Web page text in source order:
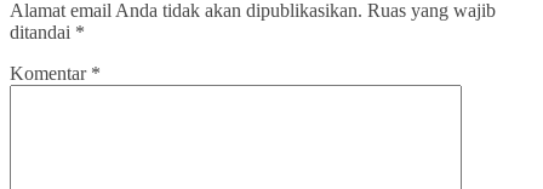
Alamat email Anda tidak akan dipublikasikan. Ruas yang wajib
ditandai *
Komentar *